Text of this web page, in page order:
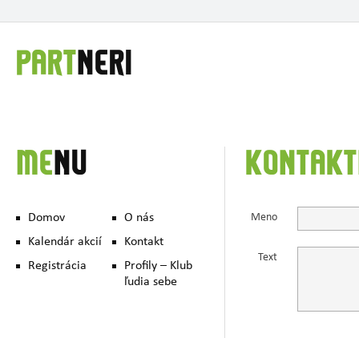
PARTNERI
MENU
Domov
O nás
Kalendár akcií
Kontakt
Registrácia
Profily – Klub
ľudia sebe
Meno
Text